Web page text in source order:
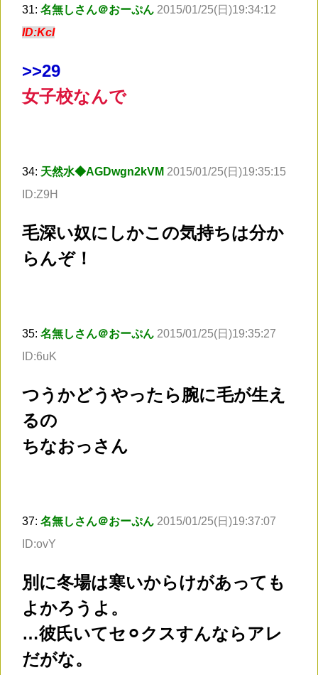
31: 名無しさん＠おーぷん 2015/01/25(日)19:34:12
ID:KcI
>>29
女子校なんで
34: 天然水◆AGDwgn2kVM 2015/01/25(日)19:35:15
ID:Z9H
毛深い奴にしかこの気持ちは分か
らんぞ！
35: 名無しさん＠おーぷん 2015/01/25(日)19:35:27
ID:6uK
つうかどうやったら腕に毛が生え
るの
ちなおっさん
37: 名無しさん＠おーぷん 2015/01/25(日)19:37:07
ID:ovY
別に冬場は寒いからけがあっても
よかろうよ。
…彼氏いてセ⚪︎クスすんならアレ
だがな。